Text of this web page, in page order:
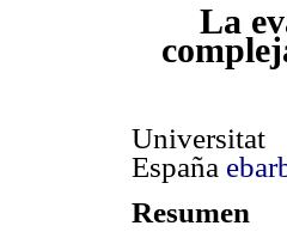
La
España
Resumen